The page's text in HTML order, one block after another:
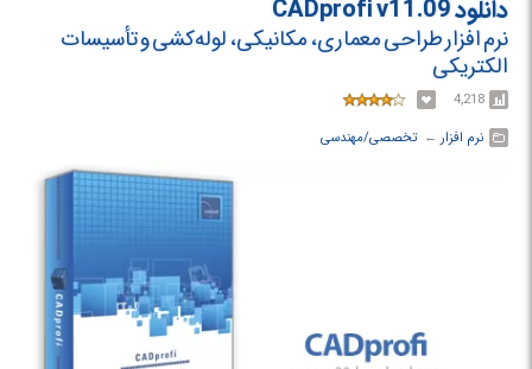
دانلود CADprofi v11.09
نرم افزار طراحی معماری، مکانیکی، لوله‌کشی و تأسیسات
الکتریکی
4,218
نرم افزار ← ‏تخصصی/مهندسی